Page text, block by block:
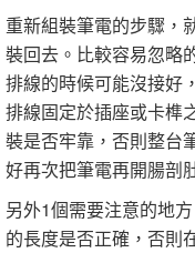
重新組裝筆電的步驟，
裝回去。比較容易忽略
排線的時候可能沒接好
排線固定於插座或卡榫
裝是否牢靠，否則整台
好再次把筆電再開腸剖
另外1個需要注意的地
的長度是否正確，否則